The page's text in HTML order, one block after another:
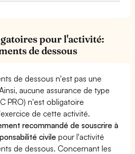
pour l'activité:
de dessous
de dessous n'est pas une
aucune assurance de type
PRO) n'est obligatoire
de cette activité.
recommandé de souscrire à
civile pour l'activité
de dessous. Concernant les